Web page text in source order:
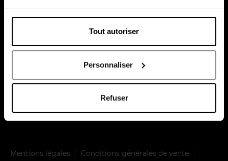
Tout autoriser
Personnaliser
Refuser
Payez en toute sécurité
Livraison par
Mentions légales Conditions générales de vente